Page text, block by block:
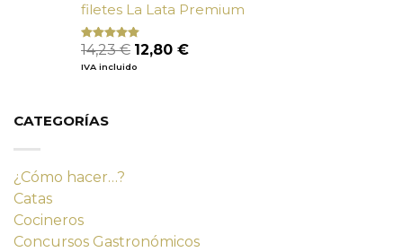
filetes La Lata Premium
Valorado
con
de 5
14,23€ El
precio
12,80 €El
IVA incluido
CATEGORÍAS
¿Cómo hacer…?
Catas
Cocineros
Concursos Gastronómicos